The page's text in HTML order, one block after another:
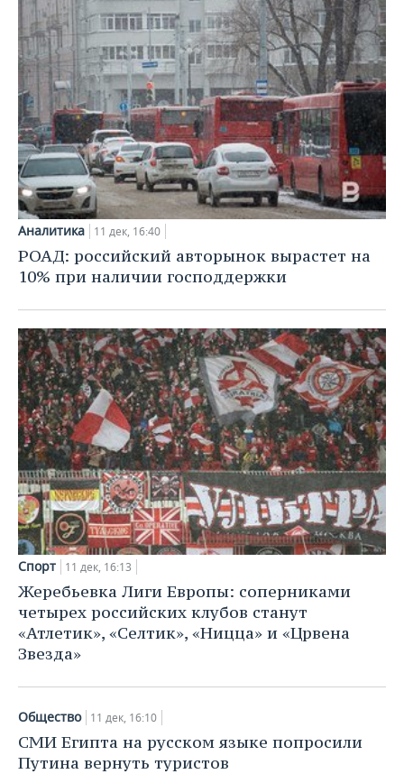
ХОККЕЙ С МЯЧОМ
ПРОИСШЕСТВИЯ
Аналитика 11 дек, 16:40
РОАД: российский авторынок вырастет на
10% при наличии господдержки
Спорт 11 дек, 16:13
Жеребьевка Лиги Европы: соперниками
четырех российских клубов станут
«Атлетик», «Селтик», «Ницца» и «Црвена
Звезда»
Общество 11 дек, 16:10
СМИ Египта на русском языке попросили
Путина вернуть туристов